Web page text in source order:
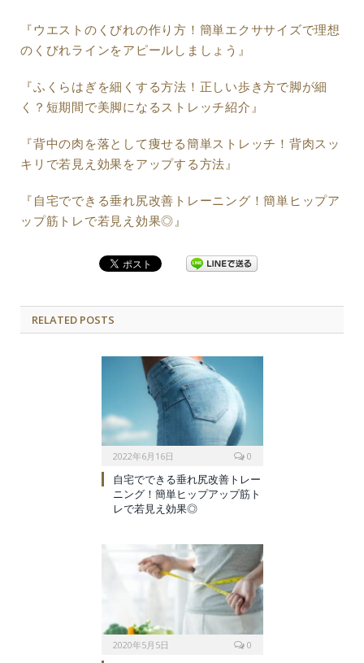
『ウエストのくびれの作り方！簡単エクササイズで理想
のくびれラインをアピールしましょう』
『ふくらはぎを細くする方法！正しい歩き方で脚が細
く？短期間で美脚になるストレッチ紹介』
『背中の肉を落として痩せる簡単ストレッチ！背肉スッ
キリで若見え効果をアップする方法』
『自宅でできる垂れ尻改善トレーニング！簡単ヒップア
ップ筋トレで若見え効果◎』
RELATED POSTS
2022年6月16日
0
自宅でできる垂れ尻改善トレー
ニング！簡単ヒップアップ筋ト
レで若見え効果◎
2020年5月5日
0